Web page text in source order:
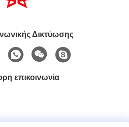
Δικτύωσης
επικοινωνία